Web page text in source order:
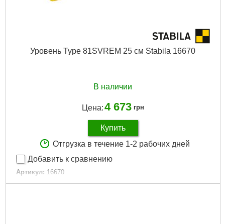
Уровень Type 81SVREМ 25 см Stabila 16670
В наличии
Цена:4 673 грн
Купить
Отгрузка в течение 1-2 рабочих дней
Добавить к сравнению
Артикул: 16670
Код товара: 19.27.47